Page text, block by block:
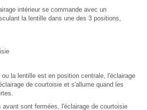
intérieur se commande avec un
la lentille dans une des 3 positions,
la lentille est en position centrale, l'éclairage
de courtoisie et s'allume quand les
avant sont fermées, l'éclairage de courtoisie